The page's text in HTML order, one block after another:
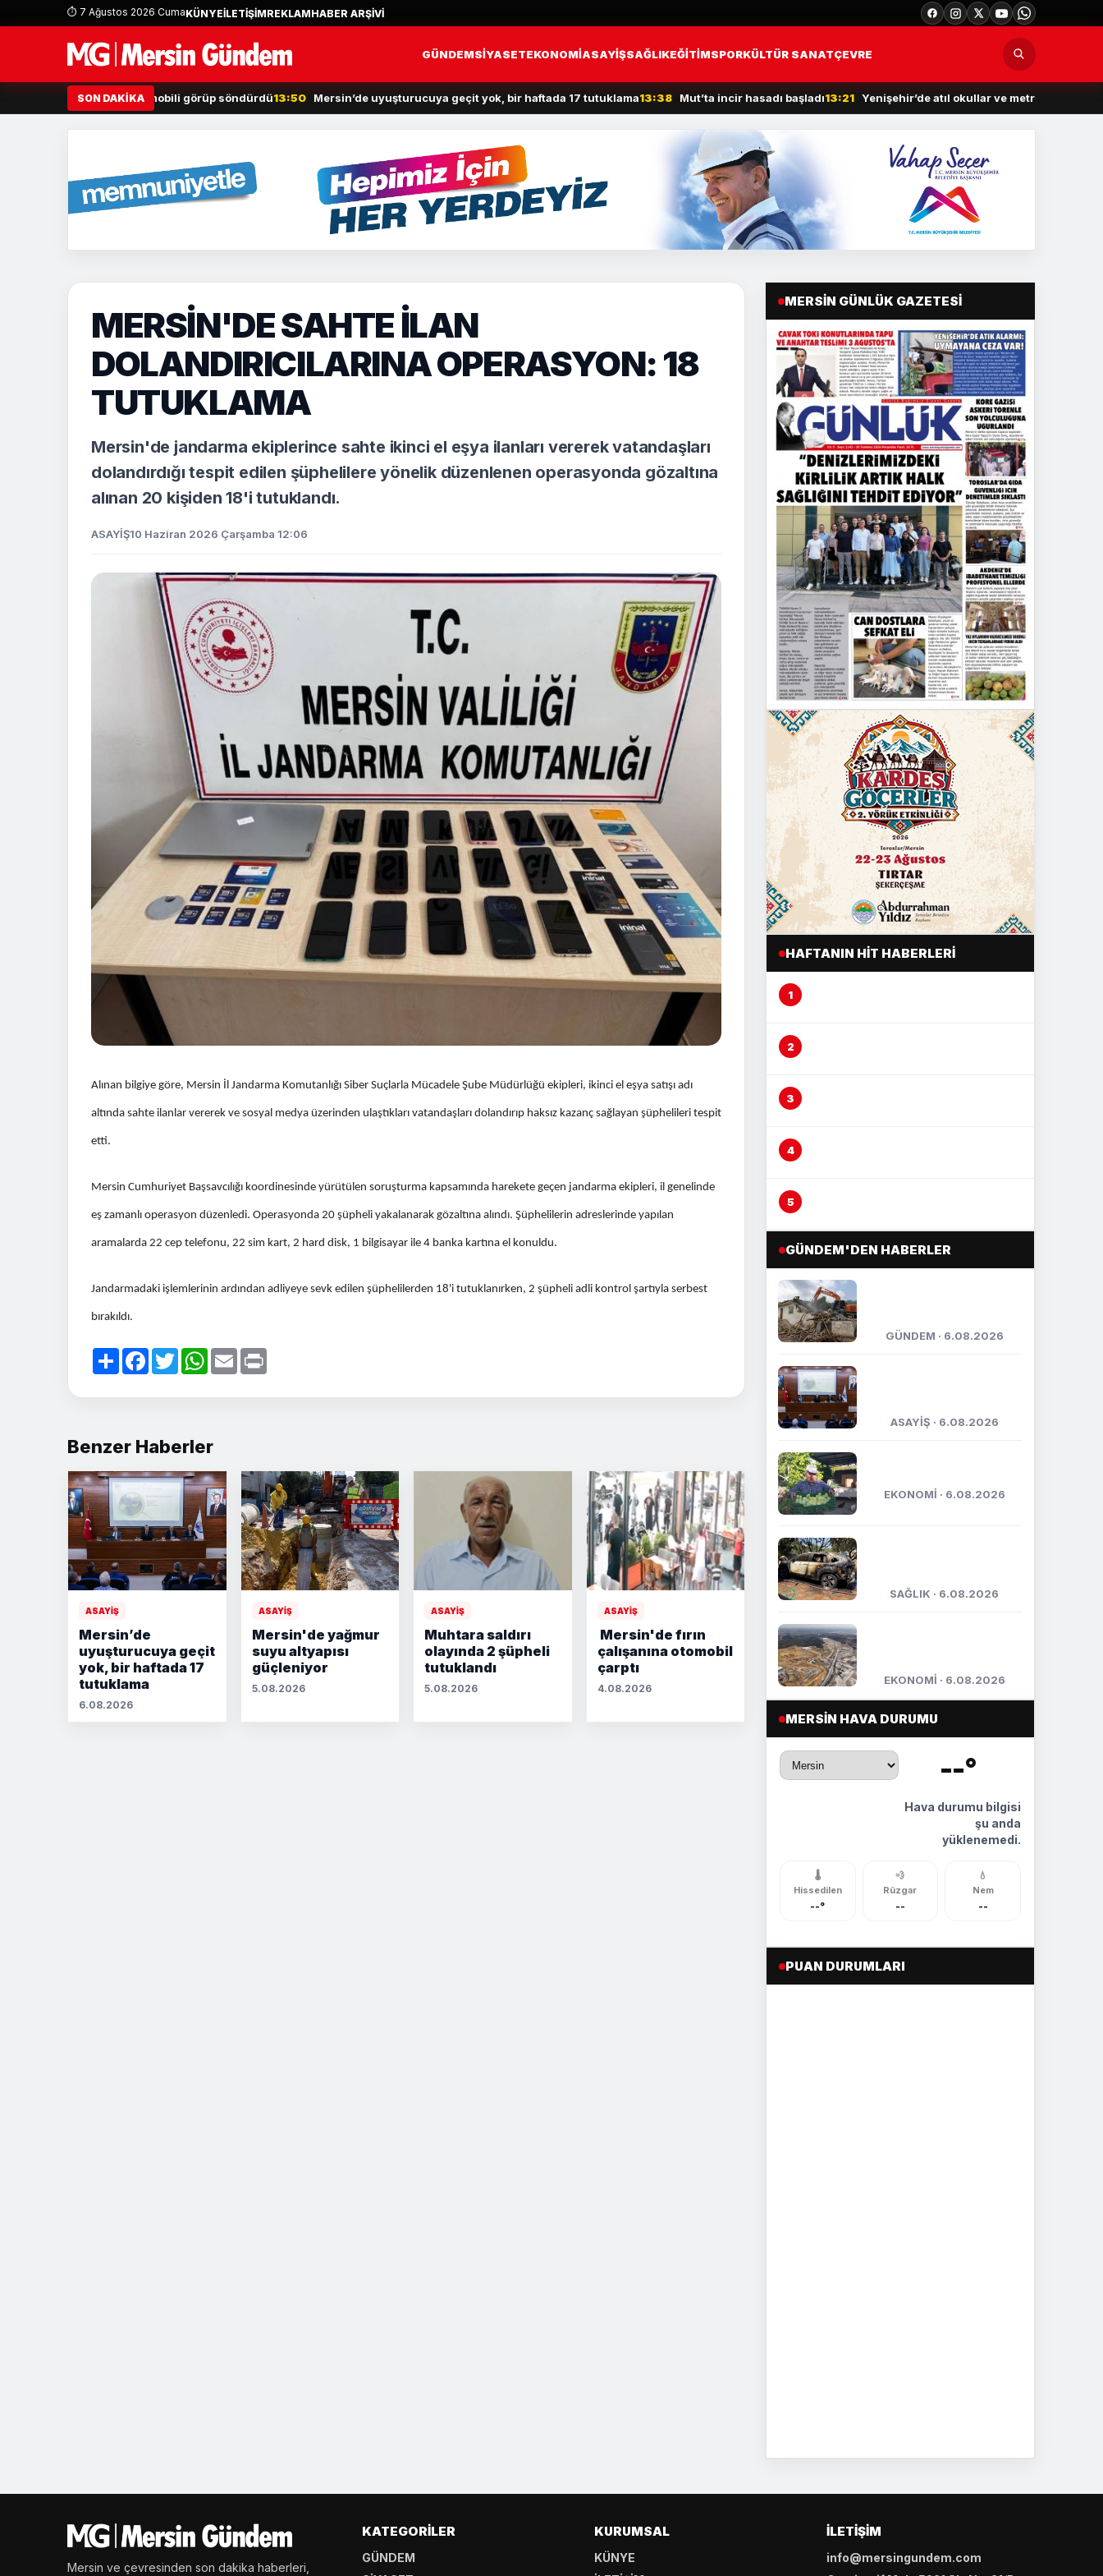
⏱ 7 Ağustos 2026 CumaKÜNYEİLETİŞİMREKLAMHABER ARŞİVİ
GÜNDEMSİYASETEKONOMİASAYİŞSAĞLIKEĞİTİMSPORKÜLTÜR SANATÇEVRE
SON DAKİKA
ekipleri, yanan otomobili görüp söndürdü13:50 Mersin’de uyuşturucuya geçit yok, bir haftada 17 tutuklama13:38 Mut’ta incir hasadı başladı 13:21 Yenişehir’de atıl okullar ve metruk yapılar yıkılıyor
MERSİN'DE SAHTE İLAN
DOLANDIRICILARINA OPERASYON: 18
TUTUKLAMA
Mersin'de jandarma ekiplerince sahte ikinci el eşya ilanları vererek vatandaşları
dolandırdığı tespit edilen şüphelilere yönelik düzenlenen operasyonda gözaltına
alınan 20 kişiden 18'i tutuklandı.
ASAYİŞ10 Haziran 2026 Çarşamba 12:06
Alınan bilgiye göre, Mersin İl Jandarma Komutanlığı Siber Suçlarla Mücadele Şube Müdürlüğü ekipleri, ikinci el eşya satışı adı
altında sahte ilanlar vererek ve sosyal medya üzerinden ulaştıkları vatandaşları dolandırıp haksız kazanç sağlayan şüphelileri tespit
etti.
Mersin Cumhuriyet Başsavcılığı koordinesinde yürütülen soruşturma kapsamında harekete geçen jandarma ekipleri, il genelinde
eş zamanlı operasyon düzenledi. Operasyonda 20 şüpheli yakalanarak gözaltına alındı. Şüphelilerin adreslerinde yapılan
aramalarda 22 cep telefonu, 22 sim kart, 2 hard disk, 1 bilgisayar ile 4 banka kartına el konuldu.
Jandarmadaki işlemlerinin ardından adliyeye sevk edilen şüphelilerden 18'i tutuklanırken, 2 şüpheli adli kontrol şartıyla serbest
bırakıldı.
PaylaşFacebook
TwitterWhatsApp
Email
Benzer Haberler
ASAYİŞ
Mersin’de
uyuşturucuya geçit
yok, bir haftada 17
tutuklama
6.08.2026
ASAYİŞ
Mersin'de yağmur
suyu altyapısı
güçleniyor
5.08.2026
ASAYİŞ
Muhtara saldırı
olayında 2 şüpheli
tutuklandı
5.08.2026
ASAYİŞ
Mersin'de fırın
çalışanına otomobil
çarptı
4.08.2026
MERSIN GÜNLÜK GAZETESI
HAFTANIN HIT HABERLERI
GÜNDEM'DEN HABERLER
GÜNDEM · 6.08.2026
ASAYİŞ · 6.08.2026
EKONOMİ · 6.08.2026
SAĞLIK · 6.08.2026
EKONOMİ · 6.08.2026
MERSIN HAVA DURUMU
--°
Hava durumu bilgisi
şu anda
yüklenemedi.
🌡️
Hissedilen
--°
💨
Rüzgar
--
💧
Nem
--
PUAN DURUMLARI
Mersin ve çevresinden son dakika haberleri,
KATEGORILER
GÜNDEM
KURUMSAL
KÜNYE
İLETIŞIM
info@mersingundem.com